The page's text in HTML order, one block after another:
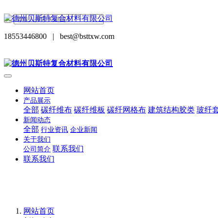
18553446800 | best@bsttxw.com
网站首页
产品展示
全部 碳纤维布 碳纤维板 碳纤网格布 建筑结构胶类 玻纤
新闻动态
全部 行业资讯 企业新闻
关于我们
公司简介 联系我们
联系我们
网站首页